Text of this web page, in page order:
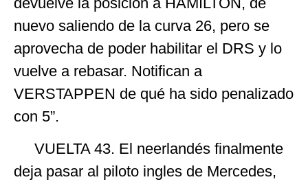
nuevo saliendo de la curva 26, pero se
aprovecha de poder habilitar el DRS y lo
vuelve a rebasar. Notifican a
VERSTAPPEN de qué ha sido penalizado
con 5”.
VUELTA 43. El neerlandés finalmente
deja pasar al piloto ingles de Mercedes,